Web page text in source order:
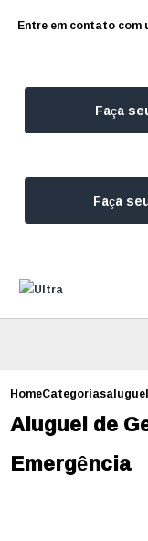
Entre em contato
Faça
Faça
HomeCategorias
Aluguel de
Emergência